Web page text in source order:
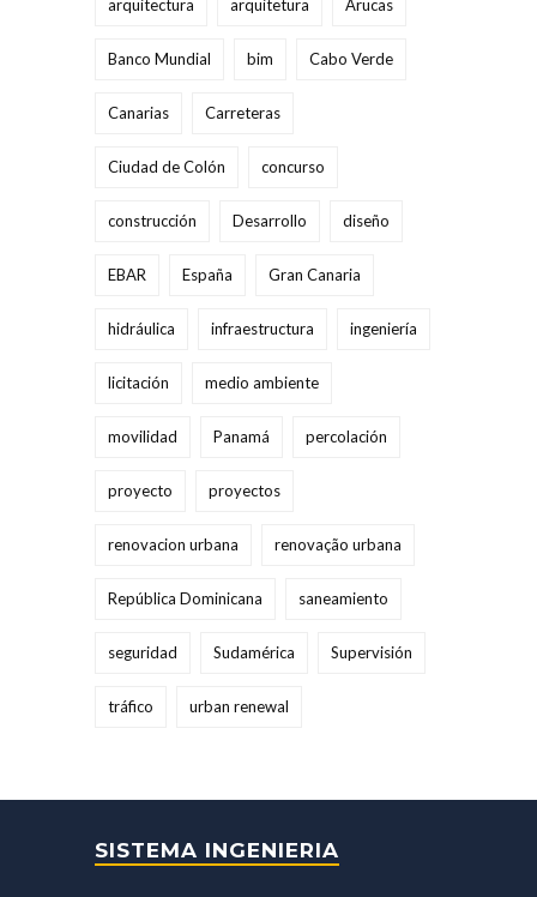
arquitectura arquitetura Arucas
Banco Mundial bim Cabo Verde
Canarias Carreteras
Ciudad de Colón concurso
construcción Desarrollo diseño
EBAR España Gran Canaria
hidráulica infraestructura ingeniería
licitación medio ambiente
movilidad Panamá percolación
proyecto proyectos
renovacion urbana renovação urbana
República Dominicana saneamiento
seguridad Sudamérica Supervisión
tráfico urban renewal
SISTEMA INGENIERIA